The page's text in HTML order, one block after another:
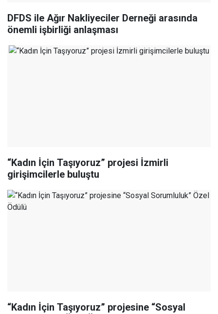
DFDS ile Ağır Nakliyeciler Derneği arasında
önemli işbirliği anlaşması
“Kadın İçin Taşıyoruz” projesi İzmirli
girişimcilerle buluştu
“Kadın İçin Taşıyoruz” projesine “Sosyal